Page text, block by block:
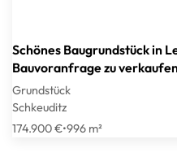
Schönes Baugrundstück in
Bauvoranfrage zu
Grundstück
Schkeuditz
174.900 €•996 m²